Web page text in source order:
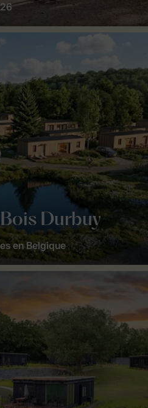
Durbuy
en Belgique